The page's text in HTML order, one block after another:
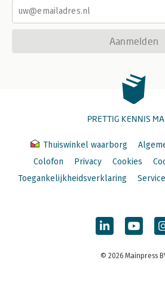
Aanmelden
PRETTIG KENNIS
Thuiswinkel waarborg
Colofon
Privacy Cookies
Toegankelijkheidsverklaring
© 2026 Mainpress